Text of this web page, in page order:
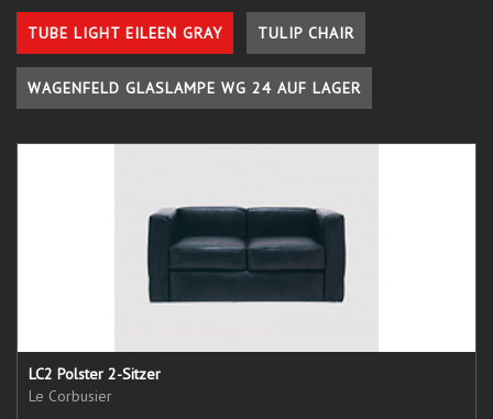
TUBE LIGHT EILEEN GRAY TULIP CHAIR
WAGENFELD GLASLAMPE WG 24 AUF LAGER
LC2 Polster 2-Sitzer
Le Corbusier